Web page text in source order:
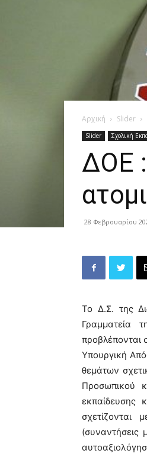
Αρχική Slider
Slider Σχολική
ΔΟΕ :
28 Φεβρουαρίου
Το Δ.Σ. της
Γραμματεία
προβλέπονται
Υπουργική
θεμάτων
Προσωπικού
εκπαίδευσης
(συναντήσεις